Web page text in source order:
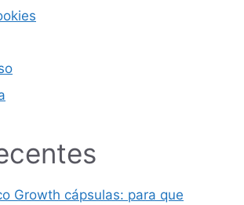
Growth cápsulas: para que